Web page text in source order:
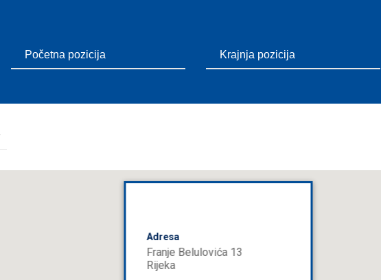
Adresa
Franje Belulovića 13
Rijeka